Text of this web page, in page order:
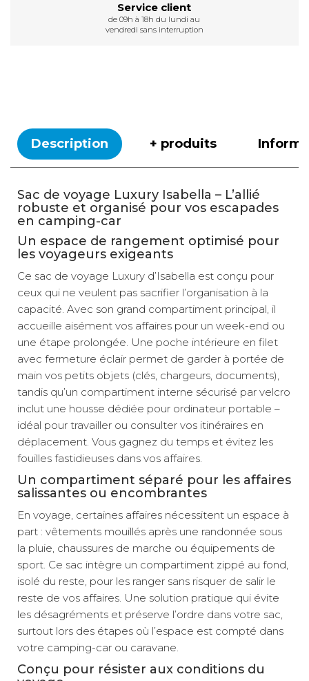
Service client
de 09h à 18h du lundi au
vendredi sans interruption
Description + produits
Sac de voyage Luxury Isabella – L’allié
robuste et organisé pour vos escapades
en camping-car
Un espace de rangement optimisé pour
les voyageurs exigeants
Ce sac de voyage Luxury d’Isabella est conçu pour
ceux qui ne veulent pas sacrifier l’organisation à la
capacité. Avec son grand compartiment principal, il
accueille aisément vos affaires pour un week-end ou
une étape prolongée. Une poche intérieure en filet
avec fermeture éclair permet de garder à portée de
main vos petits objets (clés, chargeurs, documents),
tandis qu’un compartiment interne sécurisé par velcro
inclut une housse dédiée pour ordinateur portable –
idéal pour travailler ou consulter vos itinéraires en
déplacement. Vous gagnez du temps et évitez les
fouilles fastidieuses dans vos affaires.
Un compartiment séparé pour les affaires
salissantes ou encombrantes
En voyage, certaines affaires nécessitent un espace à
part : vêtements mouillés après une randonnée sous
la pluie, chaussures de marche ou équipements de
sport. Ce sac intègre un compartiment zippé au fond,
isolé du reste, pour les ranger sans risquer de salir le
reste de vos affaires. Une solution pratique qui évite
les désagréments et préserve l’ordre dans votre sac,
surtout lors des étapes où l’espace est compté dans
votre camping-car ou caravane.
Conçu pour résister aux conditions du